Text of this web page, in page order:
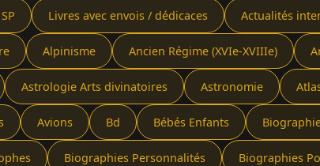
Livres avec envois / dédicaces Actualités
Alpinisme Ancien Régime (XVIe-XVIIIe)
Astrologie Arts divinatoires Astronomie
Avions Bd Bébés Enfants
Biographies Personnalités Biographies